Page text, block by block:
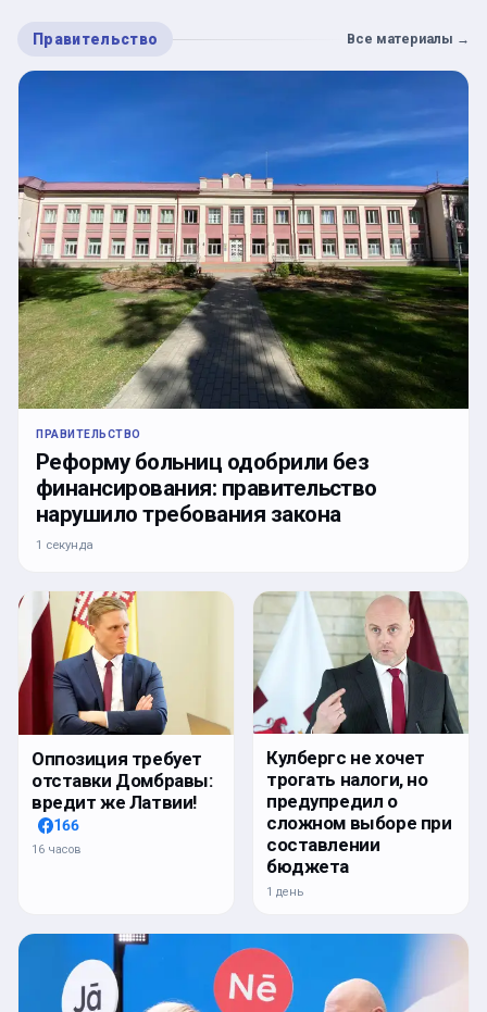
Правительство Все материалы →
ПРАВИТЕЛЬСТВО
Реформу больниц одобрили без
финансирования: правительство
нарушило требования закона
1 секунда
Оппозиция требует
отставки Домбравы:
вредит же Латвии!
166
16 часов
Кулбергс не хочет
трогать налоги, но
предупредил о
сложном выборе при
составлении
бюджета
1 день